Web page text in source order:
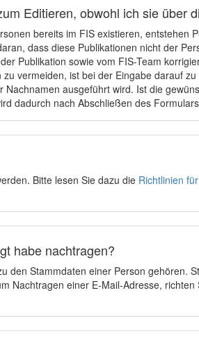
Editieren, obwohl ich sie über
bereits im FIS existieren, entstehen
dass diese Publikationen nicht der
Publikation sowie vom FIS-Team
vermeiden, ist bei der Eingabe darauf
ausgeführt wird. Ist die
dadurch nach Abschließen des
Bitte lesen Sie dazu die Richtlinien
habe nachtragen?
den Stammdaten einer Person gehören.
Nachtragen einer E-Mail-Adresse, richten